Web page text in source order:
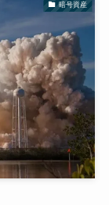
暗号資産